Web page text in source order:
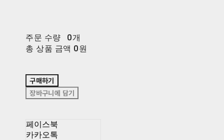
주문 수량
0개
총 상품 금액 0원
구매하기
장바구니에 담기
페이스북
카카오톡